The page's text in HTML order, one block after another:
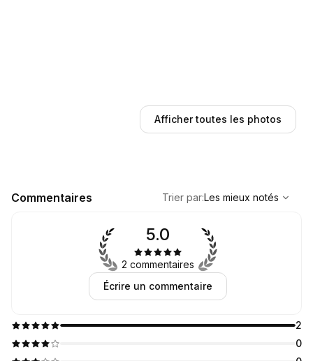
Afficher toutes les photos
Commentaires
Les mieux notés
Trier par:Les mieux notés
2
0
5.0
2 commentaires
Écrire un commentaire